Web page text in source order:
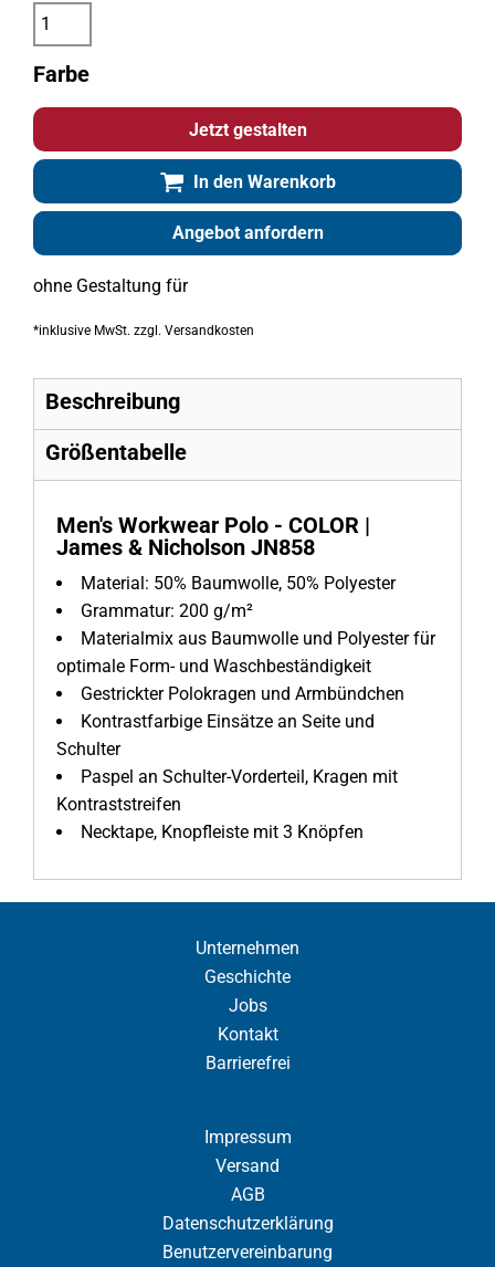
Farbe
Jetzt gestalten
In den Warenkorb
ohne Gestaltung für
*inklusive MwSt. zzgl. Versandkosten
Beschreibung
Größentabelle
Men's Workwear Polo - COLOR |
James & Nicholson JN858
Material: 50% Baumwolle, 50% Polyester
Grammatur: 200 g/m²
Materialmix aus Baumwolle und Polyester für
optimale Form- und Waschbeständigkeit
Gestrickter Polokragen und Armbündchen
Kontrastfarbige Einsätze an Seite und
Schulter
Paspel an Schulter-Vorderteil, Kragen mit
Kontraststreifen
Necktape, Knopfleiste mit 3 Knöpfen
Angebot anfordern
Unternehmen
Geschichte
Jobs
Kontakt
Barrierefrei
Impressum
Versand
AGB
Datenschutzerklärung
Benutzervereinbarung